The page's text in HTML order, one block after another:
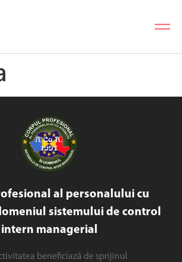
al personalului cu
sistemului de control
intern managerial
beneficiază de sprijinul